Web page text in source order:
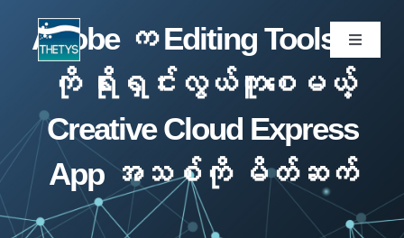
Toggle
ပင်မစာမျက်နှာ
ဝန်ဆောင်မှုများ
ကျွန်ုပ်တို့ပရောဂျက်များ
Adobe က Editing Tools တွေ
ကို ရိုးရှင်းလွယ်ကူစေမယ့်
Creative Cloud Express
App အသစ်ကို မိတ်ဆက်